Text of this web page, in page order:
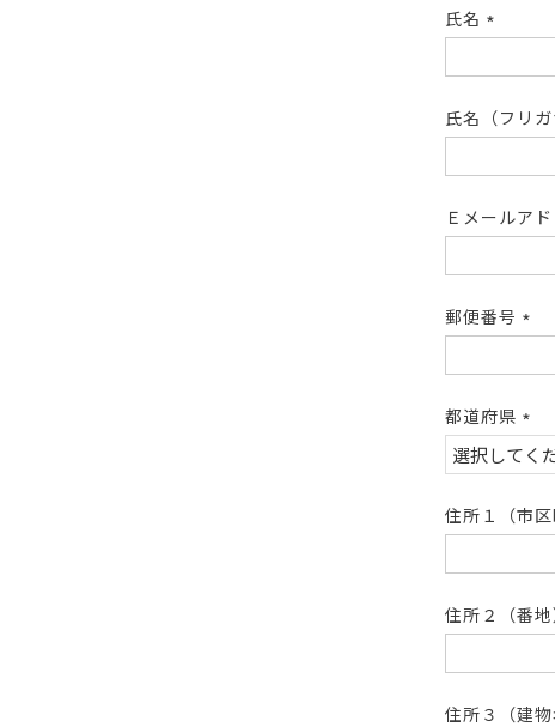
氏名
須)
氏名（フリガ
Ｅメールア
郵便番号
須)
都道府県
(必
須)
住所１（市区
住所２（番地
住所３（建物